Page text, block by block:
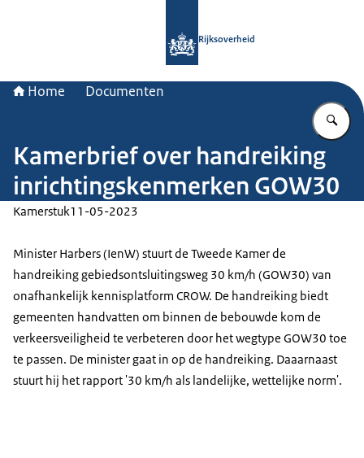
Rijksoverheid
Home Documenten
Kamerbrief over handreiking
inrichtingskenmerken GOW30
Kamerstuk11-05-2023
Minister Harbers (IenW) stuurt de Tweede Kamer de
handreiking gebiedsontsluitingsweg 30 km/h (GOW30) van
onafhankelijk kennisplatform CROW. De handreiking biedt
gemeenten handvatten om binnen de bebouwde kom de
verkeersveiligheid te verbeteren door het wegtype GOW30 toe
te passen. De minister gaat in op de handreiking. Daaarnaast
stuurt hij het rapport '30 km/h als landelijke, wettelijke norm'.